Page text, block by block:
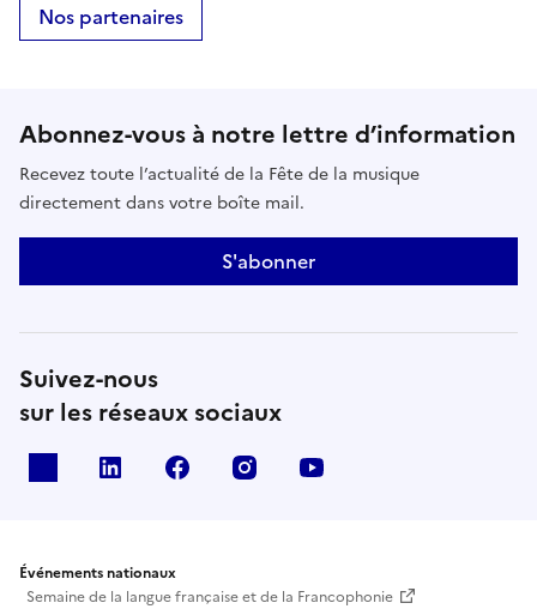
Nos partenaires
Abonnez-vous à notre lettre d’information
Recevez toute l’actualité de la Fête de la musique
directement dans votre boîte mail.
S'abonner
Suivez-nous
sur les réseaux sociaux
Linkedin Facebook Instagram
Événements nationaux
Semaine de la langue française et de la Francophonie